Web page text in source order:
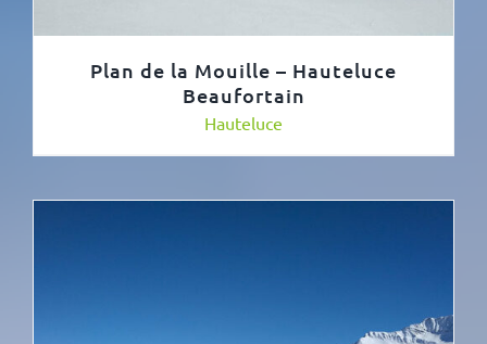
Plan de la Mouille – Hauteluce
Beaufortain
Hauteluce